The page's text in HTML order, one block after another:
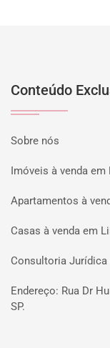
Conteúdo
Sobre nós
Imóveis à venda em
Apartamentos à
Casas à venda em
Consultoria
Endereço: Rua Dr
SP.